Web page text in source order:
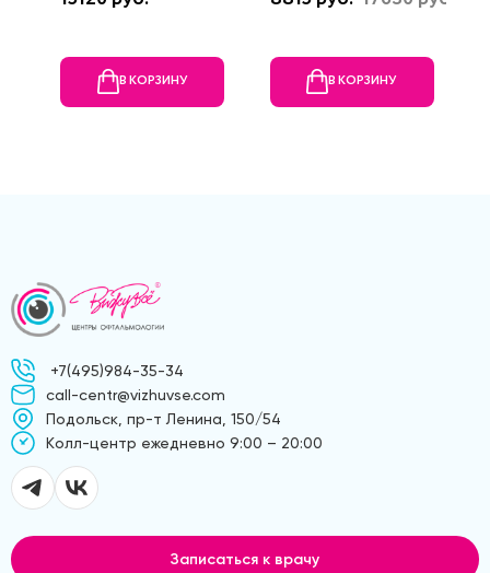
В КОРЗИНУ В КОРЗИНУ
+7(495)984-35-34
call-centr@vizhuvse.com
Подольск, пр-т Ленина, 150/54
Kолл-центр ежедневно 9:00 – 20:00
Записаться к врачу